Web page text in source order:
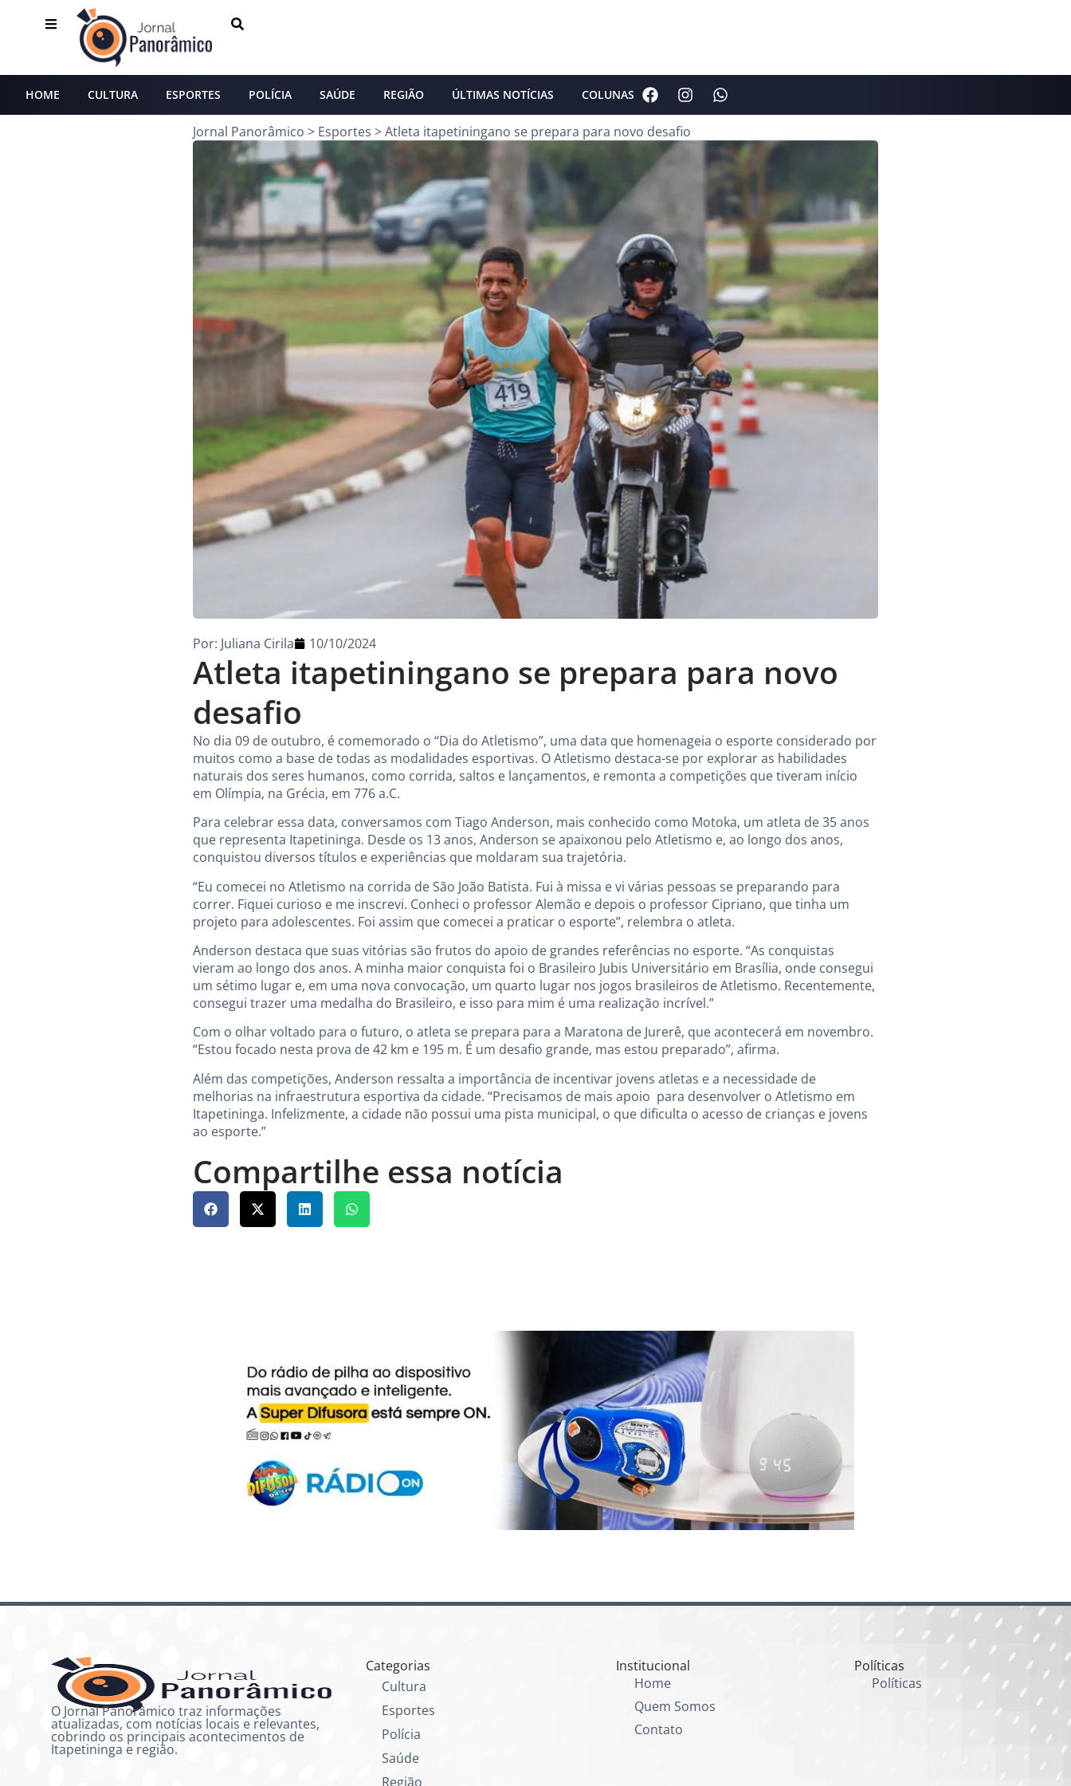
HOME CULTURA ESPORTES POLÍCIA SAÚDE REGIÃO ÚLTIMAS NOTÍCIAS COLUNAS
Jornal Panorâmico > Esportes >Atleta itapetiningano se prepara para novo desafio
Atleta itapetiningano se prepara para novo
desafio
Por: Juliana Cirila 10/10/2024
No dia 09 de outubro, é comemorado o “Dia do Atletismo”, uma data que homenageia o esporte considerado por
muitos como a base de todas as modalidades esportivas. O Atletismo destaca-se por explorar as habilidades
naturais dos seres humanos, como corrida, saltos e lançamentos, e remonta a competições que tiveram início
em Olímpia, na Grécia, em 776 a.C.
Para celebrar essa data, conversamos com Tiago Anderson, mais conhecido como Motoka, um atleta de 35 anos
que representa Itapetininga. Desde os 13 anos, Anderson se apaixonou pelo Atletismo e, ao longo dos anos,
conquistou diversos títulos e experiências que moldaram sua trajetória.
“Eu comecei no Atletismo na corrida de São João Batista. Fui à missa e vi várias pessoas se preparando para
correr. Fiquei curioso e me inscrevi. Conheci o professor Alemão e depois o professor Cipriano, que tinha um
projeto para adolescentes. Foi assim que comecei a praticar o esporte”, relembra o atleta.
Anderson destaca que suas vitórias são frutos do apoio de grandes referências no esporte. “As conquistas
vieram ao longo dos anos. A minha maior conquista foi o Brasileiro Jubis Universitário em Brasília, onde consegui
um sétimo lugar e, em uma nova convocação, um quarto lugar nos jogos brasileiros de Atletismo. Recentemente,
consegui trazer uma medalha do Brasileiro, e isso para mim é uma realização incrível.”
Com o olhar voltado para o futuro, o atleta se prepara para a Maratona de Jurerê, que acontecerá em novembro.
“Estou focado nesta prova de 42 km e 195 m. É um desafio grande, mas estou preparado”, afirma.
Além das competições, Anderson ressalta a importância de incentivar jovens atletas e a necessidade de
melhorias na infraestrutura esportiva da cidade. “Precisamos de mais apoio para desenvolver o Atletismo em
Itapetininga. Infelizmente, a cidade não possui uma pista municipal, o que dificulta o acesso de crianças e jovens
ao esporte.”
Compartilhe essa notícia
O Jornal Panorâmico traz informações
atualizadas, com notícias locais e relevantes,
cobrindo os principais acontecimentos de
Itapetininga e região.
Categorias
Cultura
Esportes
Polícia
Saúde
Região
Institucional
Home
Quem Somos
Contato
Políticas
Políticas